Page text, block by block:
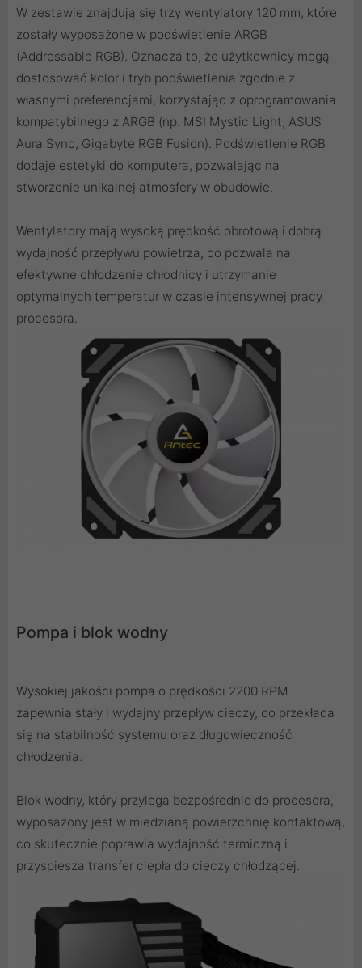
W zestawie znajdują się trzy wentylatory 120 mm, które
zostały wyposażone w podświetlenie ARGB
(Addressable RGB). Oznacza to, że użytkownicy mogą
dostosować kolor i tryb podświetlenia zgodnie z
własnymi preferencjami, korzystając z oprogramowania
kompatybilnego z ARGB (np. MSI Mystic Light, ASUS
Aura Sync, Gigabyte RGB Fusion). Podświetlenie RGB
dodaje estetyki do komputera, pozwalając na
stworzenie unikalnej atmosfery w obudowie.
Wentylatory mają wysoką prędkość obrotową i dobrą
wydajność przepływu powietrza, co pozwala na
efektywne chłodzenie chłodnicy i utrzymanie
optymalnych temperatur w czasie intensywnej pracy
procesora.
Pompa i blok wodny
Wysokiej jakości pompa o prędkości 2200 RPM
zapewnia stały i wydajny przepływ cieczy, co przekłada
się na stabilność systemu oraz długowieczność
chłodzenia.
Blok wodny, który przylega bezpośrednio do procesora,
wyposażony jest w miedzianą powierzchnię kontaktową,
co skutecznie poprawia wydajność termiczną i
przyspiesza transfer ciepła do cieczy chłodzącej.